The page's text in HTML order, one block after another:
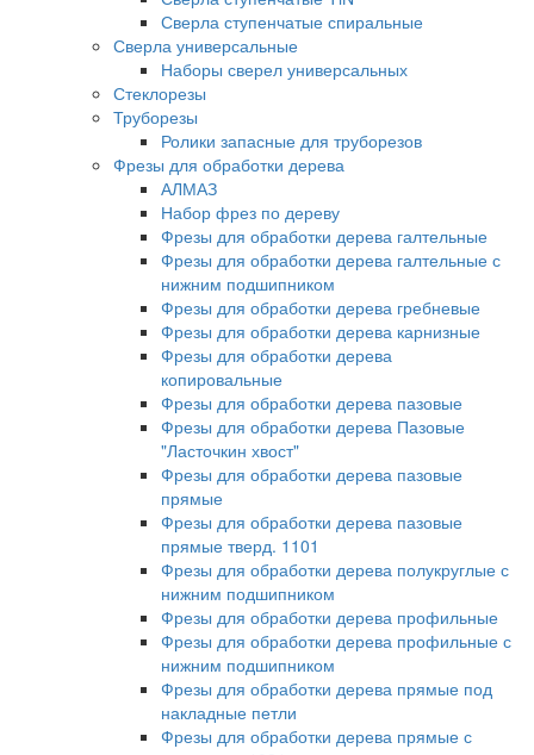
Сверла ступенчатые спиральные
Сверла универсальные
Наборы сверел универсальных
Стеклорезы
Труборезы
Ролики запасные для труборезов
Фрезы для обработки дерева
АЛМАЗ
Набор фрез по дереву
Фрезы для обработки дерева галтельные
Фрезы для обработки дерева галтельные с
нижним подшипником
Фрезы для обработки дерева гребневые
Фрезы для обработки дерева карнизные
Фрезы для обработки дерева
копировальные
Фрезы для обработки дерева пазовые
Фрезы для обработки дерева Пазовые
"Ласточкин хвост"
Фрезы для обработки дерева пазовые
прямые
Фрезы для обработки дерева пазовые
прямые тверд. 1101
Фрезы для обработки дерева полукруглые с
нижним подшипником
Фрезы для обработки дерева профильные
Фрезы для обработки дерева профильные с
нижним подшипником
Фрезы для обработки дерева прямые под
накладные петли
Фрезы для обработки дерева прямые с